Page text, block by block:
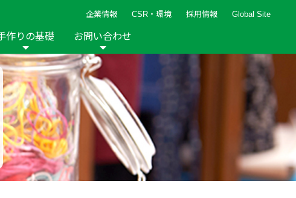
企業情報 CSR・環境 採用情報 Global Site
ク・キルト
新着レシピ
人気レシピ
品情報など
ドで検索ができます。
キルト 手芸用品 編み針
つけグッズ ペーパークラフト
作りの基礎 お問い合わせ